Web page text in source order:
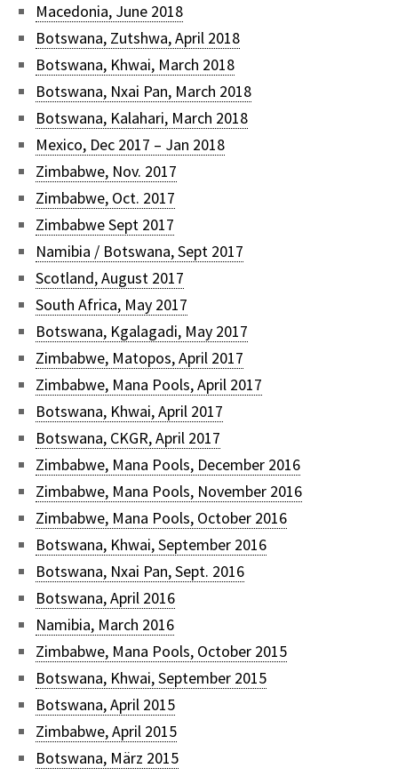
Macedonia, June 2018
Botswana, Zutshwa, April 2018
Botswana, Khwai, March 2018
Botswana, Nxai Pan, March 2018
Botswana, Kalahari, March 2018
Mexico, Dec 2017 – Jan 2018
Zimbabwe, Nov. 2017
Zimbabwe, Oct. 2017
Zimbabwe Sept 2017
Namibia / Botswana, Sept 2017
Scotland, August 2017
South Africa, May 2017
Botswana, Kgalagadi, May 2017
Zimbabwe, Matopos, April 2017
Zimbabwe, Mana Pools, April 2017
Botswana, Khwai, April 2017
Botswana, CKGR, April 2017
Zimbabwe, Mana Pools, December 2016
Zimbabwe, Mana Pools, November 2016
Zimbabwe, Mana Pools, October 2016
Botswana, Khwai, September 2016
Botswana, Nxai Pan, Sept. 2016
Botswana, April 2016
Namibia, March 2016
Zimbabwe, Mana Pools, October 2015
Botswana, Khwai, September 2015
Botswana, April 2015
Zimbabwe, April 2015
Botswana, März 2015